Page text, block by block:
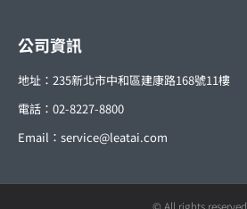
公司資訊
地址：235新北市中和區建康路168號11樓
電話：02-8227-8800
Email： service@leatai.com
© All rights reserved